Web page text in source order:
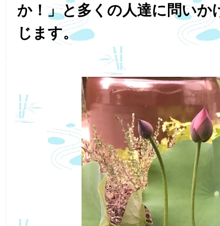
か！」と多くの人達に問いか
じます。